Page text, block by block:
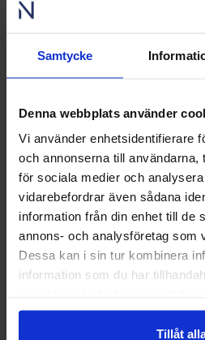
Samtycke
Denna webbplats använder
Vi använder enhetsidentifierare
och annonserna till användarna,
för sociala medier och
vidarebefordrar även sådana
information från din enhet till de
annons- och analysföretag som
Dessa kan i sin tur kombinera
information som du har
Tillåt
En del av utstillingen